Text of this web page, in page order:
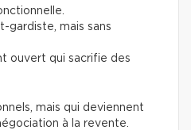
gardiste, mais sans
ouvert qui sacrifie des
mais qui deviennent
à la revente.